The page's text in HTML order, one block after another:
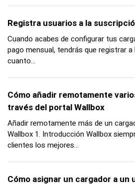
Registra usuarios a la
Cuando acabes de configurar tus
pago mensual, tendrás que registrar
cuanto...
Cómo añadir remotamente
través del portal Wallbox
Añadir remotamente más de un
Wallbox 1. Introducción Wallbox
clientes los mejores...
Cómo asignar un cargador a un